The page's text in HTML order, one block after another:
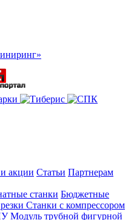
акции Статьи Партнерам
станки Бюджетные
Станки с компрессором
Модуль трубной фигурной